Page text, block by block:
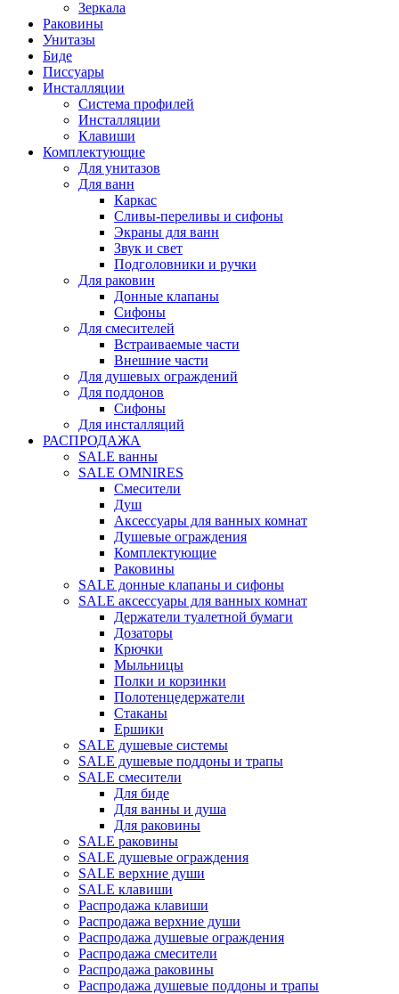
Зеркала
Раковины
Унитазы
Биде
Писсуары
Инсталляции
Система профилей
Инсталляции
Клавиши
Комплектующие
Для унитазов
Для ванн
Каркас
Сливы-переливы и сифоны
Экраны для ванн
Звук и свет
Подголовники и ручки
Для раковин
Донные клапаны
Сифоны
Для смесителей
Встраиваемые части
Внешние части
Для душевых ограждений
Для поддонов
Сифоны
Для инсталляций
РАСПРОДАЖА
SALE ванны
SALE OMNIRES
Смесители
Душ
Аксессуары для ванных комнат
Душевые ограждения
Комплектующие
Раковины
SALE донные клапаны и сифоны
SALE аксессуары для ванных комнат
Держатели туалетной бумаги
Дозаторы
Крючки
Мыльницы
Полки и корзинки
Полотенцедержатели
Стаканы
Ершики
SALE душевые системы
SALE душевые поддоны и трапы
SALE смесители
Для биде
Для ванны и душа
Для раковины
SALE раковины
SALE душевые ограждения
SALE верхние души
SALE клавиши
Распродажа клавиши
Распродажа верхние души
Распродажа душевые ограждения
Распродажа смесители
Распродажа раковины
Распродажа душевые поддоны и трапы